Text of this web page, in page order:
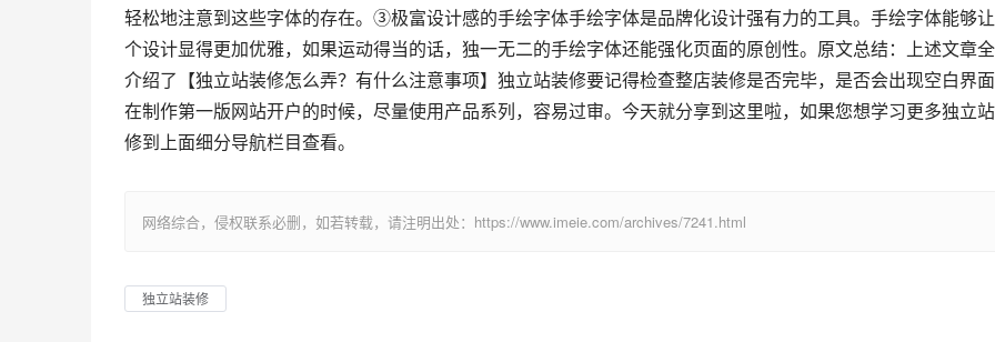
轻松地注意到这些字体的存在。③极富设计感的手绘字体手绘字体是品牌化设计强有力的工具。手绘字体能够
个设计显得更加优雅，如果运动得当的话，独一无二的手绘字体还能强化页面的原创性。原文总结：上述文章
介绍了【独立站装修怎么弄？有什么注意事项】独立站装修要记得检查整店装修是否完毕，是否会出现空白界面
在制作第一版网站开户的时候，尽量使用产品系列，容易过审。今天就分享到这里啦，如果您想学习更多独立
修到上面细分导航栏目查看。
网络综合，侵权联系必删，如若转载，请注明出处：https://www.imeie.com/archives/7241.html
独立站装修